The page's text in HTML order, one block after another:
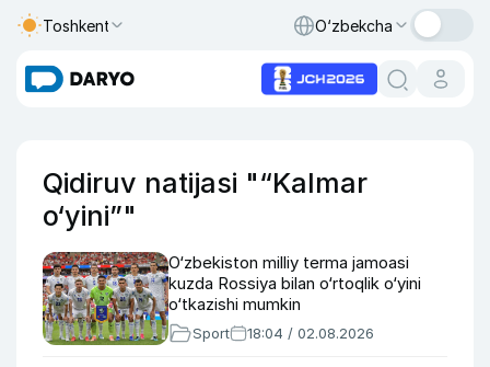
Toshkent O‘zbekcha
Qidiruv natijasi "“Kalmar
o‘yini”"
O‘zbekiston milliy terma jamoasi
kuzda Rossiya bilan o‘rtoqlik o‘yini
o‘tkazishi mumkin
Sport 18:04 / 02.08.2026